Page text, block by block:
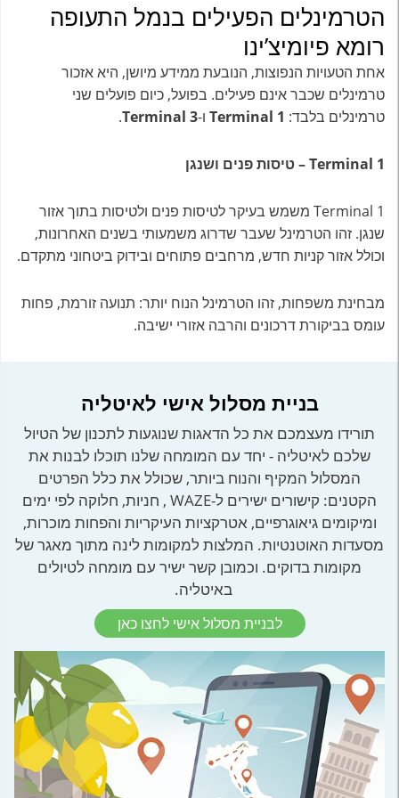
הטרמינלים הפעילים בנמל התעופה
רומא פיומיצ’ינו
אחת הטעויות הנפוצות, הנובעת ממידע מיושן, היא אזכור
טרמינלים שכבר אינם פעילים. בפועל, כיום פועלים שני
טרמינלים בלבד: Terminal 1 ו-Terminal 3
.
Terminal 1 – טיסות פנים ושנגן
Terminal 1 משמש בעיקר לטיסות פנים ולטיסות בתוך אזור
שנגן. זהו הטרמינל שעבר שדרוג משמעותי בשנים האחרונות,
וכולל אזור קניות חדש, מרחבים פתוחים ובידוק ביטחוני מתקדם.
מבחינת משפחות, זהו הטרמינל הנוח יותר: תנועה זורמת, פחות
עומס בביקורת דרכונים והרבה אזורי ישיבה.
בניית מסלול אישי לאיטליה
תורידו מעצמכם את כל הדאגות שנוגעות לתכנון של הטיול
שלכם לאיטליה - יחד עם המומחה שלנו תוכלו לבנות את
המסלול המקיף והנוח ביותר, שכולל את כלל הפרטים
הקטנים: קישורים ישירים ל-WAZE , חניות, חלוקה לפי ימים
ומיקומים גיאוגרפיים, אטרקציות העיקריות והפחות מוכרות,
מסעדות האוטנטיות. המלצות למקומות לינה מתוך מאגר של
מקומות בדוקים. וכמובן קשר ישיר עם מומחה לטיולים
באיטליה.
לבניית מסלול אישי לחצו כאן